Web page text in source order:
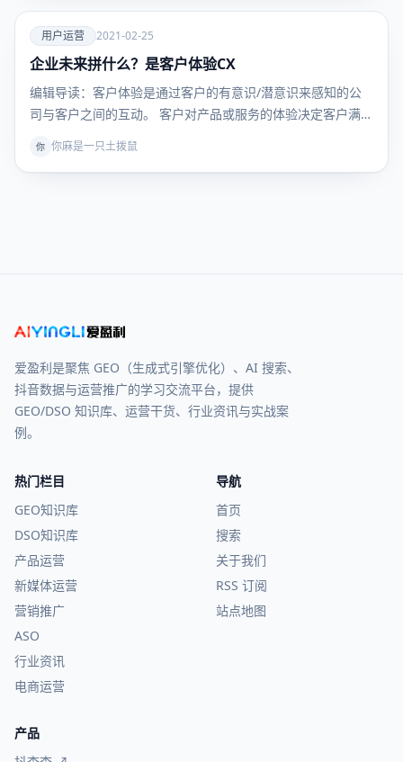
爱
用户运
用户运营 2021-02-25
企业未来拼什么？是客户体验CX
编辑导读：客户体验是通过客户的有意识/潜意识来感知的公
司与客户之间的互动。 客户对产品或服务的体验决定客户满
你 你麻是一只土拨鼠
爱盈利是聚焦 GEO（生成式引擎优化）、AI 搜索、
抖音数据与运营推广的学习交流平台，提供
GEO/DSO 知识库、运营干货、行业资讯与实战案
例。
热门栏目
GEO知识库
DSO知识库
产品运营
新媒体运营
营销推广
ASO
行业资讯
电商运营
导航
首页
搜索
关于我们
RSS 订阅
站点地图
产品